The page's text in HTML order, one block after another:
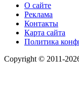
О сайте
Реклама
Контакты
Карта сайта
Политика
Copyright © 2011-